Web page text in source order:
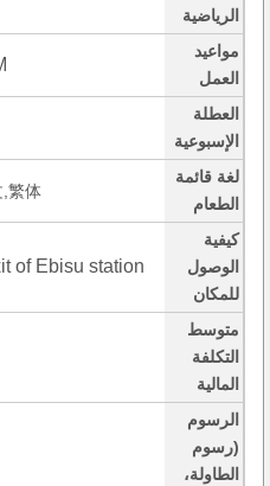
الرياضية
مواعيد
العمل
العطلة
الإسبوعية
لغة قائمة
الطعام
,繁体
كيفية
الوصول
للمكان
of Ebisu station
متوسط
التكلفة
المالية
الرسوم
(رسوم
الطاولة،